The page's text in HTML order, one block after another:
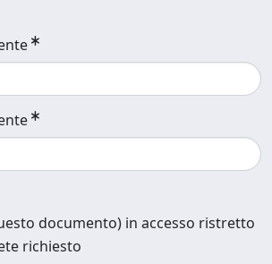
documento) in accesso ristretto
richiesto